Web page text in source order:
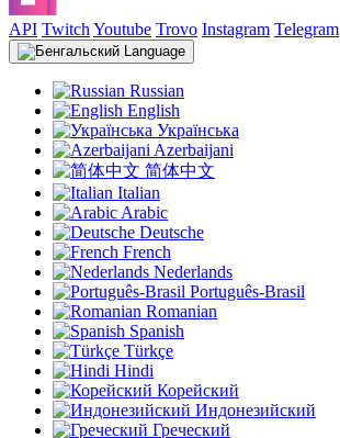
API TwitchYoutube Trovo Instagram Telegram
Language
Russian
English
Українська
Azerbaijani
简体中文
Italian
Arabic
Deutsche
French
Nederlands
Português-Brasil
Romanian
Spanish
Türkçe
Hindi
Корейский
Индонезийский
Греческий